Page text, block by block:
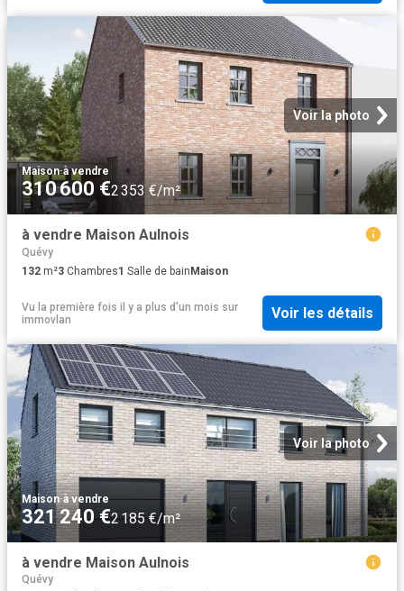
Voir la photo
Maison·à vendre
310 600 €2 353 €/m²
à vendre Maison Aulnois
Quévy
132 m²3 Chambres1 Salle de bainMaison
Vu la première fois il y a plus d'un mois sur
immovlan
Voir les détails
Voir la photo
Maison·à vendre
321 240 €2 185 €/m²
à vendre Maison Aulnois
Quévy